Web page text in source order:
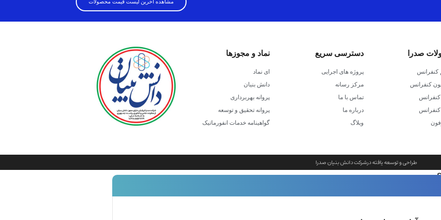
ویدئو کنفرانس سخت‌افزاری
گزینه‌ای حرفه‌ای و مطمئن است.
یا پخش زنده مشخص‌کننده نوع تجهیزات مورد نیاز است.
مشاهده آخرین لیست قیمت محصولات
صدرا
کنفرانس
کنفرانس
کنفرانس
دسترسی سریع
پروژه های اجرایی
مرکز رسانه
تماس با ما
درباره ما
وبلاگ
نماد و مجوزها
ای نماد
دانش بنیان
پروانه بهربرداری
پروانه تحقیق و توسعه
گواهینامه خدمات انفورماتیک
طراحی و توسعه یافته درشرکت دانش بنیان صدرا